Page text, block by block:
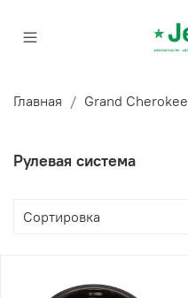
Главная Grand Cherokee
Рулевая система